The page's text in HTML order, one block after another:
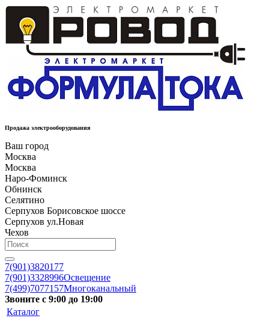
Продажа электрооборудования
Ваш город
Москва
Москва
Наро-Фоминск
Обнинск
Селятино
Серпухов Борисовское шоссе
Серпухов ул.Новая
Чехов
7(901)3820177
7(901)3328996Освещение
7(499)7077157Многоканальный
Звоните с 9:00 до 19:00
Каталог